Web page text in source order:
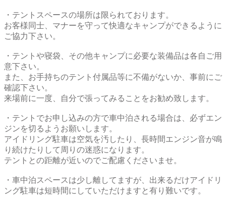
・テントスペースの場所は限られております。
お客様同士、マナーを守って快適なキャンプができるように
ご協力下さい。
・テントや寝袋、その他キャンプに必要な装備品は各自ご用
意下さい。
また、お手持ちのテント付属品等に不備がないか、事前にご
確認下さい。
来場前に一度、自分で張ってみることをお勧め致します。
・テントでお申し込みの方で車中泊される場合は、必ずエン
ジンを切るようお願いします。
アイドリング駐車は空気を汚したり、長時間エンジン音が鳴
り続けたりして周りの迷惑になります。
テントとの距離が近いのでご配慮くださいませ。
・車中泊スペースは少し離してますが、出来るだけアイドリ
ング駐車は短時間にしていただけますと有り難いです。